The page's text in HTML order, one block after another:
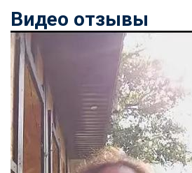
Видео отзывы
Мессенджеры
Свяжитесь с нами через любой
Telegram
Vkontakte